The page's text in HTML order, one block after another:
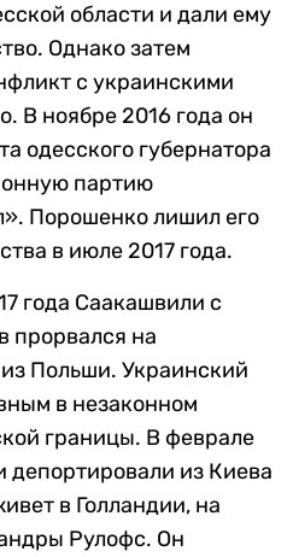
области и дали ему
Однако затем
с украинскими
В ноябре 2016 года он
одесского губернатора
партию
Порошенко лишил его
в июле 2017 года.
года Саакашвили с
прорвался на
Польши. Украинский
в незаконном
границы. В феврале
депортировали из Киева
в Голландии, на
Рулофс. Он